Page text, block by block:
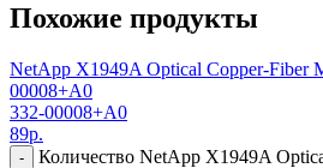
Похожие продукты
NetApp X1949A Optical Copper-Fiber
00008+A0
332-00008+A0
89р.
-
Количество NetApp X1949A